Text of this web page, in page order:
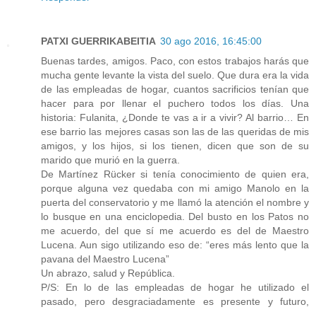
PATXI GUERRIKABEITIA 30 ago 2016, 16:45:00
Buenas tardes, amigos. Paco, con estos trabajos harás que
mucha gente levante la vista del suelo. Que dura era la vida
de las empleadas de hogar, cuantos sacrificios tenían que
hacer para por llenar el puchero todos los días. Una
historia: Fulanita, ¿Donde te vas a ir a vivir? Al barrio… En
ese barrio las mejores casas son las de las queridas de mis
amigos, y los hijos, si los tienen, dicen que son de su
marido que murió en la guerra.
De Martínez Rücker si tenía conocimiento de quien era,
porque alguna vez quedaba con mi amigo Manolo en la
puerta del conservatorio y me llamó la atención el nombre y
lo busque en una enciclopedia. Del busto en los Patos no
me acuerdo, del que sí me acuerdo es del de Maestro
Lucena. Aun sigo utilizando eso de: “eres más lento que la
pavana del Maestro Lucena”
Un abrazo, salud y República.
P/S: En lo de las empleadas de hogar he utilizado el
pasado, pero desgraciadamente es presente y futuro,